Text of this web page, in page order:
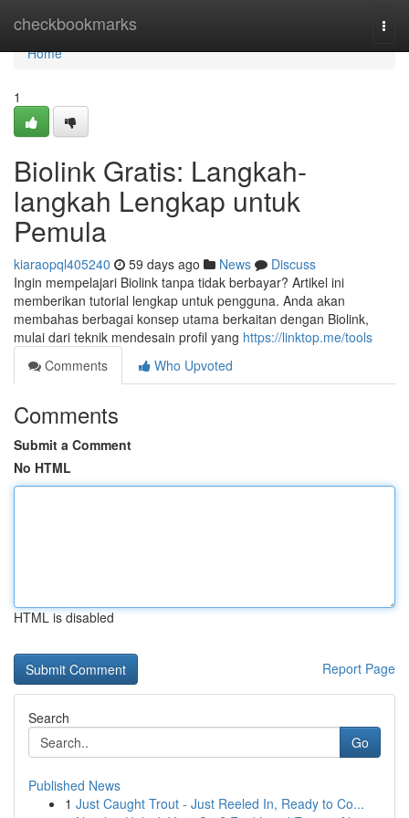
checkbookmarks
Home
Home
1
Biolink Gratis: Langkah-
langkah Lengkap untuk
Pemula
kiaraopql405240 59 days ago News
Discuss
Ingin mempelajari Biolink tanpa tidak berbayar? Artikel ini
memberikan tutorial lengkap untuk pengguna. Anda akan
membahas berbagai konsep utama berkaitan dengan Biolink,
mulai dari teknik mendesain profil yang https://linktop.me/tools
Comments
Who Upvoted
Comments
Submit a Comment
No HTML
HTML is disabled
Report Page
Search
Go
Published News
1 Just Caught Trout - Just Reeled In, Ready to Co...